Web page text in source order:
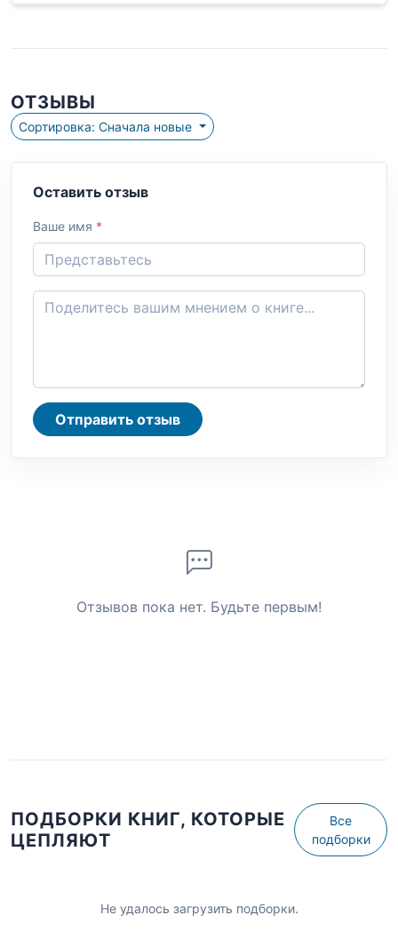
ОТЗЫВЫ
Сортировка: Сначала новые
Оставить отзыв
Ваше имя *
Отправить отзыв
Отзывов пока нет. Будьте первым!
ПОДБОРКИ КНИГ, КОТОРЫЕ
ЦЕПЛЯЮТ
Все
подборки
Не удалось загрузить подборки.